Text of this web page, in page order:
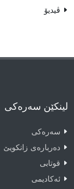
ڤیدیۆ
لینکێن سەرەکی
سەرەکى
دەربارەى زانکویێ
قوتابى
ئەکادیمى